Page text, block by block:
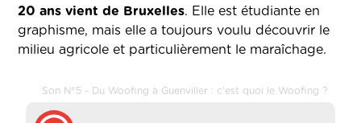
20 ans vient de Bruxelles. Elle est étudiante en
graphisme, mais elle a toujours voulu découvrir le
milieu agricole et particulièrement le maraîchage.
Son N°5 - Du Woofing à Guenviller : c'est quoi le Woofing ?